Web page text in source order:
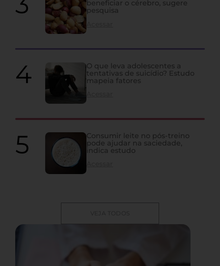
beneficiar o cérebro, sugere
pesquisa
O que leva adolescentes a
tentativas de suicídio? Estudo
mapeia fatores
Consumir leite no pós-treino
pode ajudar na saciedade,
indica estudo
VEJA TODOS